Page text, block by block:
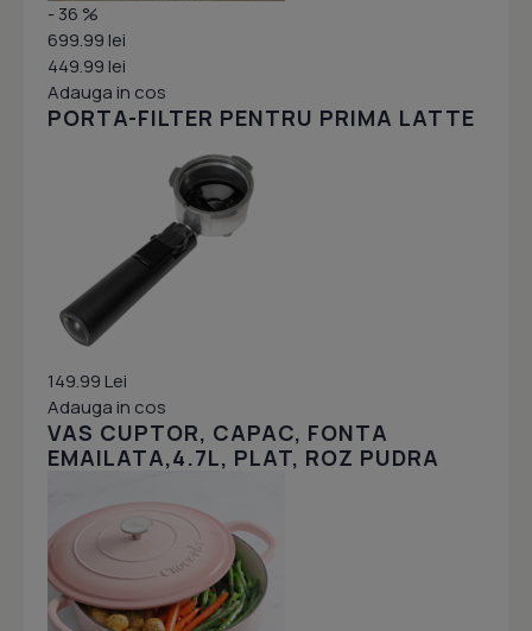
- 36 %
699.99 lei
449.99 lei
Adauga in cos
PORTA-FILTER PENTRU PRIMA LATTE
149.99 Lei
Adauga in cos
VAS CUPTOR, CAPAC, FONTA
EMAILATA,4.7L, PLAT, ROZ PUDRA